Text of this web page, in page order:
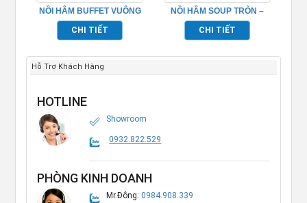
NỒI HÂM BUFFET VUÔNG
NẮP KÍNH TP697009
CHI TIẾT
NỒI HÂM SOUP TRÒN –
TP697026
CHI TIẾT
Hỗ Trợ Khách Hàng
HOTLINE
Showroom
0932.822.529
PHÒNG KINH DOANH
Mr.Đông:0984.908.339